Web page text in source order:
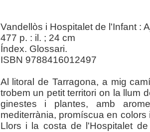
Vandellòs i Hospitalet de l'Infant :
477 p. : il. ; 24 cm
Índex. Glossari.
ISBN 9788416012497
Al litoral de Tarragona, a mig
trobem un petit territori on la llum
ginestes i plantes, amb
mediterrània, promíscua en
Llors i la costa de l'Hospitalet